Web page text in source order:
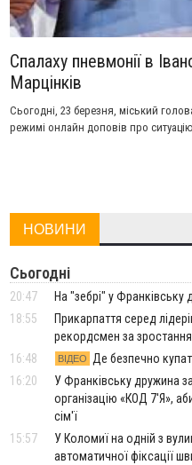
Спалаху пневмонії в
Марцінків
Сьогодні, 23 березня, міський
режимі онлайн доповів про
НОВИНИ
Сьогодні
20:47
На "зебрі" у Франківську
18:55
Прикарпаття серед
рекордсмен за
16:48
ВІДЕО
Де безпечно
16:20
У Франківську дружина
організацію «КОД 7'Я»,
сім'ї
15:57
У Коломиї на одній з
автоматичної фіксації